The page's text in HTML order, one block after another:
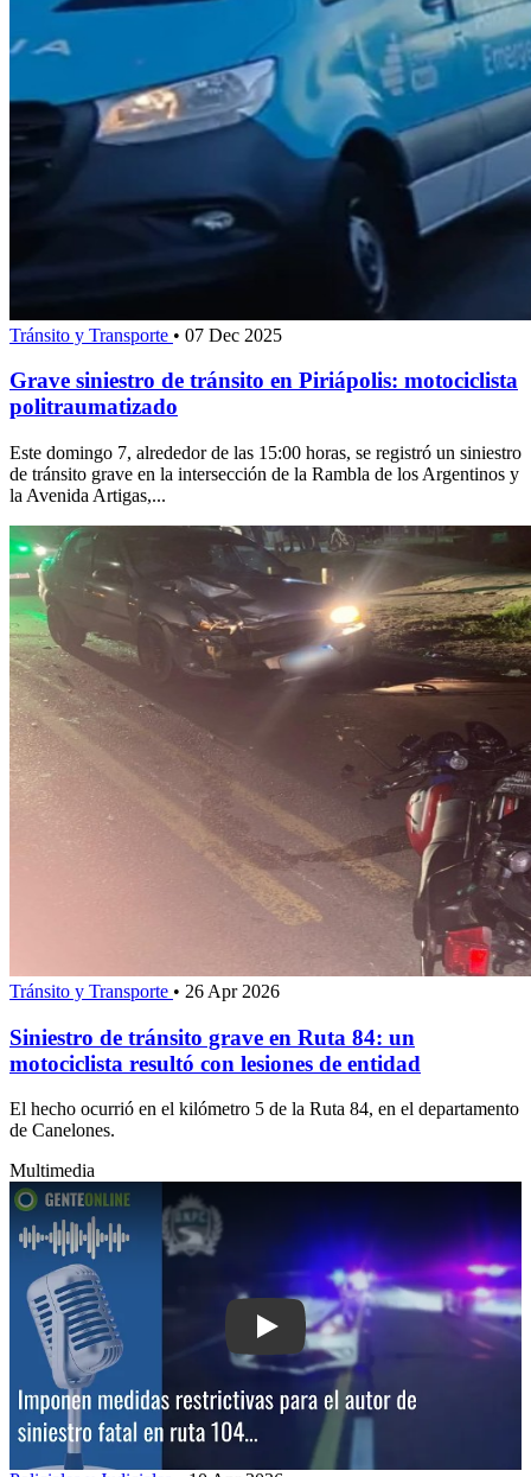
Tránsito y Transporte • 07 Dec 2025
Grave siniestro de tránsito en Piriápolis: motociclista
politraumatizado
Este domingo 7, alrededor de las 15:00 horas, se registró un siniestro
de tránsito grave en la intersección de la Rambla de los Argentinos y
la Avenida Artigas,...
Tránsito y Transporte • 26 Apr 2026
Siniestro de tránsito grave en Ruta 84: un
motociclista resultó con lesiones de entidad
El hecho ocurrió en el kilómetro 5 de la Ruta 84, en el departamento
de Canelones.
Multimedia
Play: Imponen medidas restrictivas